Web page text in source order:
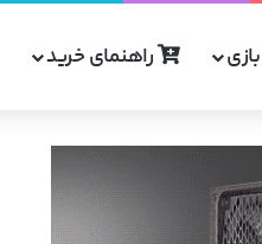
بازی راهنمای خرید